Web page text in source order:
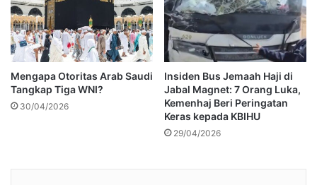
Mengapa Otoritas Arab Saudi
Tangkap Tiga WNI?
30/04/2026
Insiden Bus Jemaah Haji di
Jabal Magnet: 7 Orang Luka,
Kemenhaj Beri Peringatan
Keras kepada KBIHU
29/04/2026